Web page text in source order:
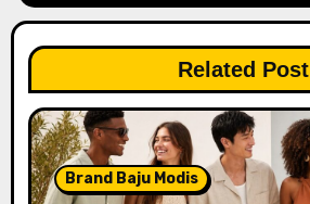
a
t
i
o
Related Post
Brand Baju Modis